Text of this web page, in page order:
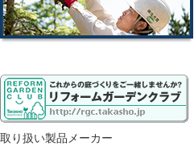
取り扱い製品メーカー